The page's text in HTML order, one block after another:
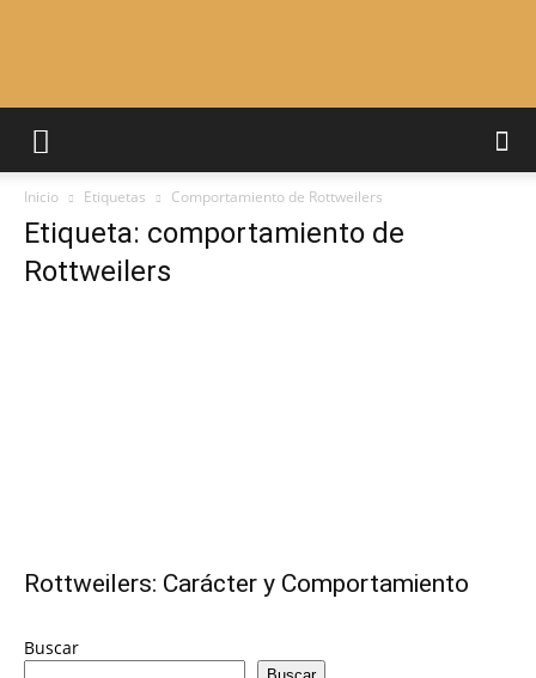
Adiestrar
Inicio Etiquetas Comportamiento de Rottweilers
Etiqueta: comportamiento de
Rottweilers
Rottweilers: Carácter y Comportamiento
Buscar